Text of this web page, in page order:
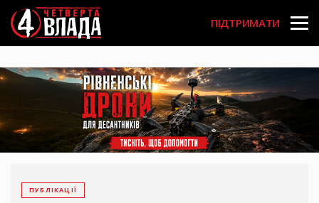
Перейти
до
основного
вмісту
User
account
menu
ПІДТРИМАТИ
ПУБЛІКАЦІЇ